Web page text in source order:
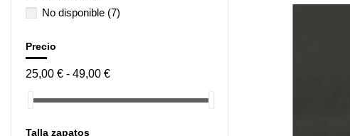
No disponible (7)
Precio
25,00 € - 49,00 €
Talla zapatos